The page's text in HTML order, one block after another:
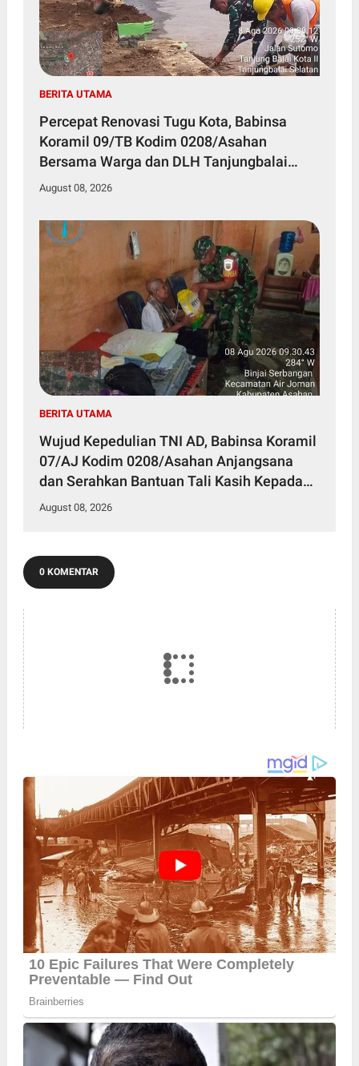
BERITA UTAMA
Percepat Renovasi Tugu Kota, Babinsa
Koramil 09/TB Kodim 0208/Asahan
Bersama Warga dan DLH Tanjungbalai
Gelar Gotong Royong
August 08, 2026
BERITA UTAMA
Wujud Kepedulian TNI AD, Babinsa Koramil
07/AJ Kodim 0208/Asahan Anjangsana
dan Serahkan Bantuan Tali Kasih Kepada
Lansia Usia 97 Tahun
August 08, 2026
0 KOMENTAR